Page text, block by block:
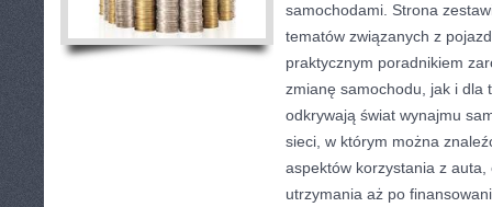
samochodami. Strona
tematów związanych z
praktycznym poradnikiem
zmianę samochodu, jak i dla
odkrywają świat wynajmu
sieci, w którym można
aspektów korzystania z
utrzymania aż po